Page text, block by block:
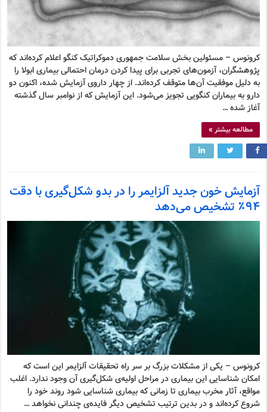
کرونوس – مسئولین بخش سلامت جمهوری دموکراتیک کنگو اعلام کرده‌اند که
پژوهشگران، آزمون‌های تجربی برای پیدا کردن درمان احتمالی بیماری ابولا را
به دلیل موفقیت آن‌ها متوقف کرده‌اند. از چهار داروی آزمایش شده، اکنون دو
دارو به بیماران کنگویی تجویز می‌شود. این آزمایش که از نوامبر سال گذشته
آغاز شده …
مطالعه بیشتر »
آزمایش خون جدید آلزایمر را در بدو شکل‌گیری با دقت
۹۴٪ تشخیص می‌دهد
کرونوس – یکی از مشکلات بزرگ بر سر راه تحقیقات آلزایمر این است که
امکان شناسایی این بیماری در مراحل اولیه‌ی شکل‌گیری آن وجود ندارد. اغلب
مواقع، آثار مخرب بیماری تا زمانی که بیماری شناسایی شود روند خود را
شروع کرده‌اند و در بدین ترتیب تشخیص دیگر فایده‌ی چندانی نخواهد …